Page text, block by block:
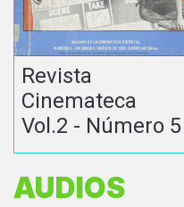
Revista
Cinemateca
Vol.2 - Número 5
AUDIOS